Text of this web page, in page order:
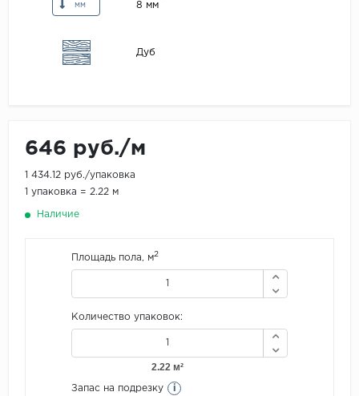
мм
8 мм
Дуб
646 руб./м
1 434.12 руб./упаковка
1 упаковка = 2.22 м
Наличие
Площадь пола, м2
Количество упаковок:
Запас на подрезку i